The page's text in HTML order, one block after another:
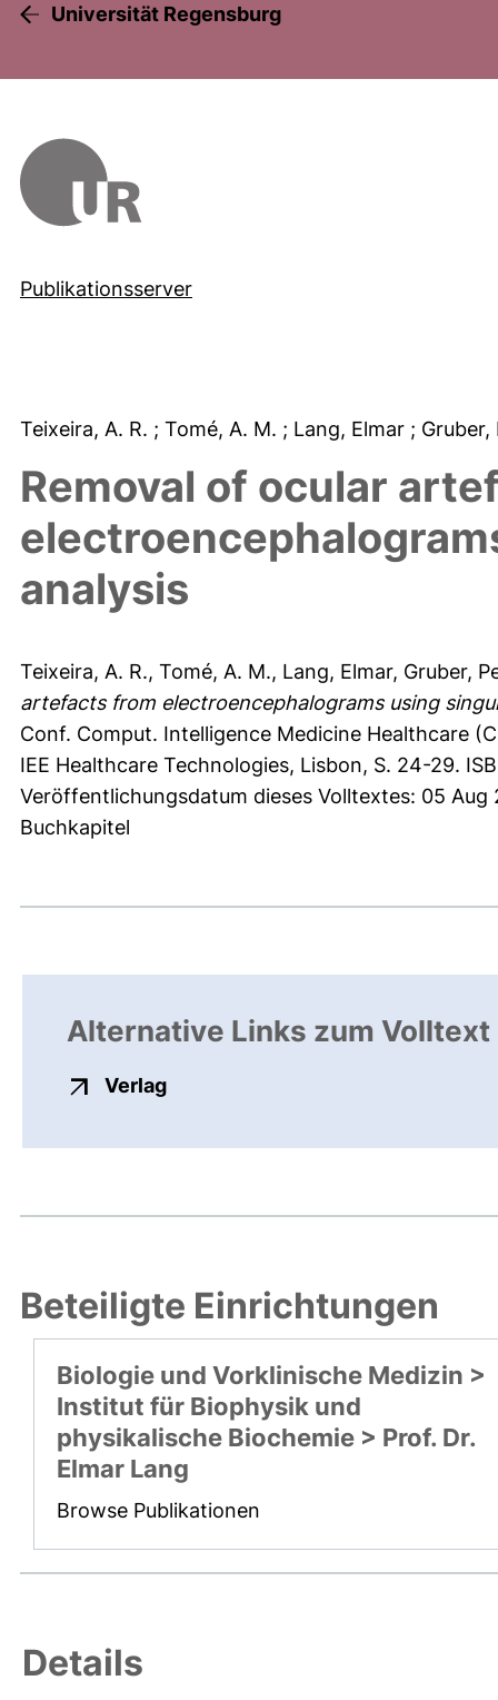
Universität Regensburg
Publikationsserver
Teixeira, A. R. ; Tomé, A. M. ; Lang, Elmar ;
Removal of ocular
analysis
Teixeira, A. R., Tomé, A. M., Lang, Elmar, Gruber,
artefacts from electroencephalograms using
Conf. Comput. Intelligence Medicine Healthcare
IEE Healthcare Technologies, Lisbon, S. 24-29.
Veröffentlichungsdatum dieses Volltextes: 05 Aug
Buchkapitel
Alternative Links zum Volltext
Verlagexterner Link, öffnet neues
Beteiligte Einrichtungen
Biologie und Vorklinische Medizin >
Institut für Biophysik und
physikalische Biochemie > Prof. Dr.
Elmar Lang
Browse Publikationen
Details